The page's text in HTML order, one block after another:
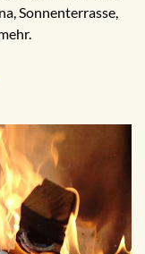
Sonnenterrasse,